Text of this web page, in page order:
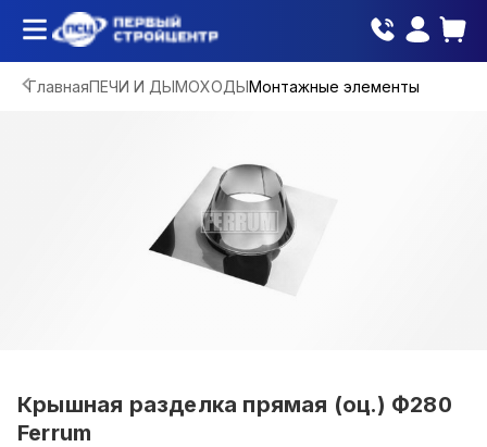
ГлавнаяПЕЧИ И ДЫМОХОДЫМонтажные элементы
Крышная разделка прямая (оц.) Ф280
Ferrum